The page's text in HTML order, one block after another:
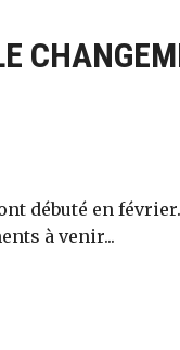
débuté en
à venir...